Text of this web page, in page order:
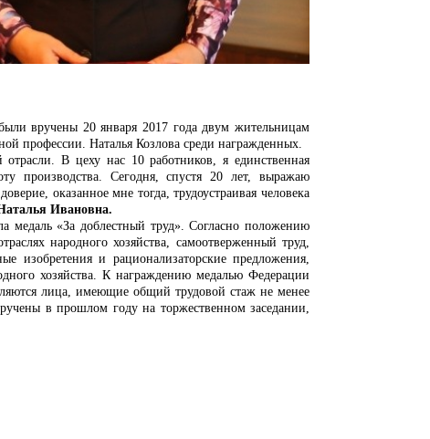
вручены 20 января 2017 года двум жительницам
профессии. Наталья Козлова среди награжденных.
В цеху нас 10 работников, я единственная
производства. Сегодня, спустя 20 лет, выражаю
оказанное мне тогда, трудоустраивая человека
Ивановна.
медаль «За доблестный труд». Согласно положению
народного хозяйства, самоотверженный труд,
изобретения и рационализаторские предложения,
хозяйства. К награждению медалью Федерации
лица, имеющие общий трудовой стаж не менее
в прошлом году на торжественном заседании,